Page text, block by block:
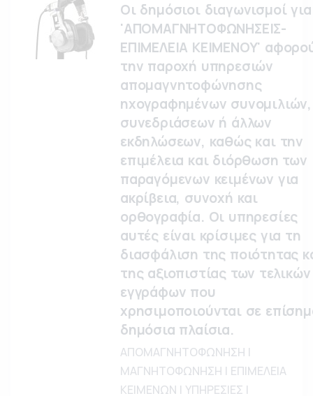
Οι δημόσιοι διαγωνισμοί για
'ΑΠΟΜΑΓΝΗΤΟΦΩΝΗΣΕΙΣ-
ΕΠΙΜΕΛΕΙΑ ΚΕΙΜΕΝΟΥ'
την παροχή υπηρεσιών
απομαγνητοφώνησης
ηχογραφημένων συνομιλιών,
συνεδριάσεων ή άλλων
εκδηλώσεων, καθώς και την
επιμέλεια και διόρθωση των
παραγόμενων κειμένων για
ακρίβεια, συνοχή και
ορθογραφία. Οι υπηρεσίες
αυτές είναι κρίσιμες για τη
διασφάλιση της ποιότητας
της αξιοπιστίας των τελικών
εγγράφων που
χρησιμοποιούνται σε
δημόσια πλαίσια.
ΑΠΟΜΑΓΝΗΤΟΦΩΝΗΣΗ |
ΜΑΓΝΗΤΟΦΩΝΗΣΗ | ΕΠΙΜΕΛΕΙΑ
ΚΕΙΜΕΝΩΝ | ΥΠΗΡΕΣΙΕΣ |